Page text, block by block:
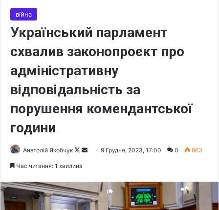
війна
Український парламент
схвалив законопроєкт про
адміністративну
відповідальність за
порушення комендантської
години
Анатолій Якобчук
F
o a
9 Грудня, 2023, 17:00 0 863
Час читання: 1 хвилина